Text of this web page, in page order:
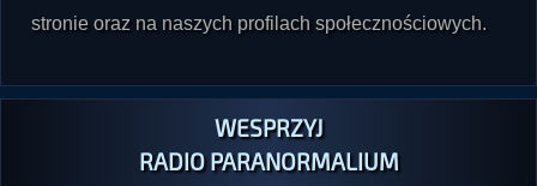
stronie oraz na naszych profilach społecznościowych.
WESPRZYJ
RADIO PARANORMALIUM